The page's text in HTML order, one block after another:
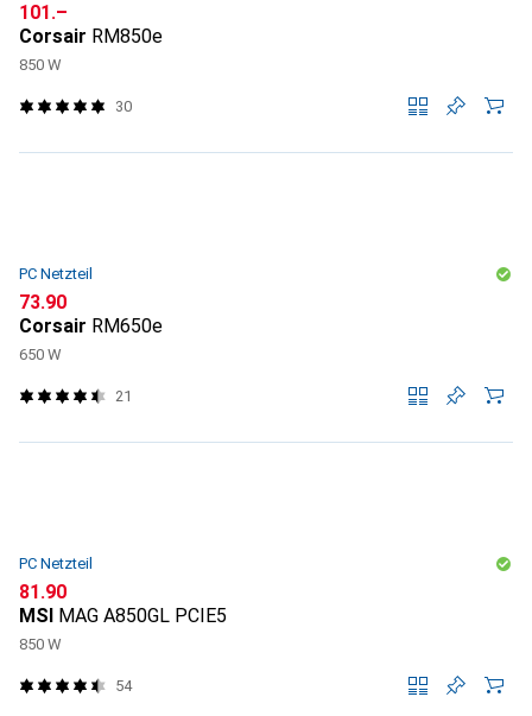
CHF
101.–
Corsair RM850e
850 W
30
PC Netzteil
CHF
73.90
Corsair RM650e
650 W
21
PC Netzteil
CHF
81.90
MSI
MAG A850GL PCIE5
850 W
54